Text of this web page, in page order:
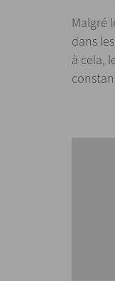
Malgré
dans
à cela,